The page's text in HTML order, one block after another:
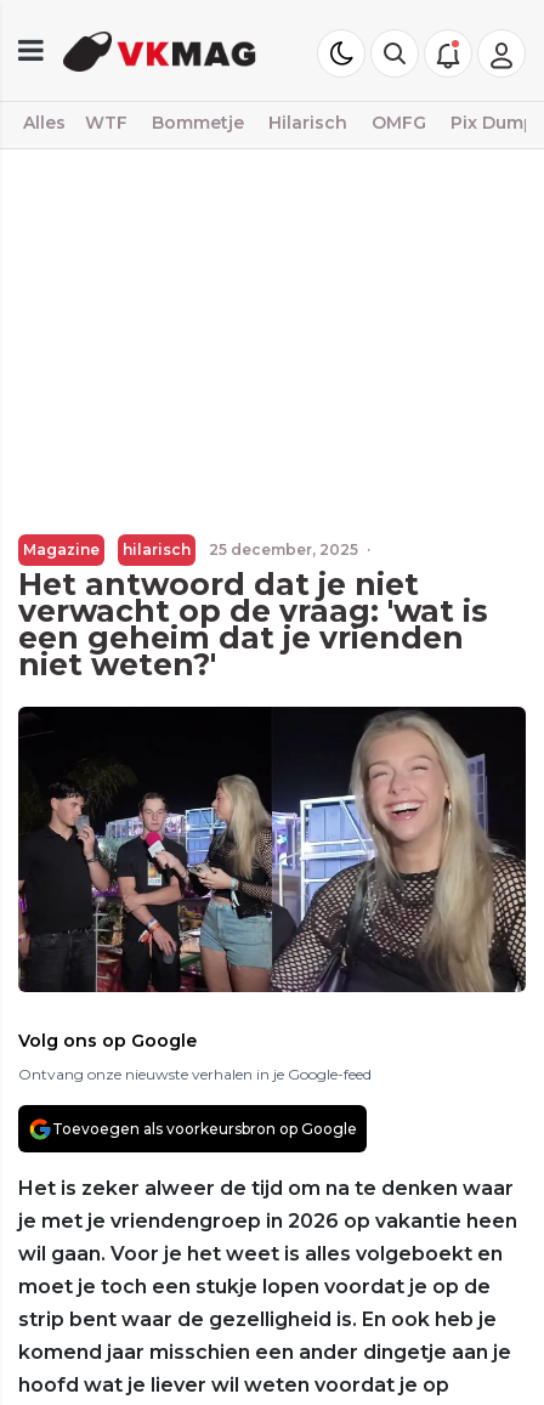
Alles WTF Bommetje Hilarisch OMFG Pix Dump
Magazine hilarisch 25 december, 2025 ·
Het antwoord dat je niet
verwacht op de vraag: 'wat is
een geheim dat je vrienden
niet weten?'
Volg ons op Google
Ontvang onze nieuwste verhalen in je Google-feed
Toevoegen als voorkeursbron op Google
Het is zeker alweer de tijd om na te denken waar
je met je vriendengroep in 2026 op vakantie heen
wil gaan. Voor je het weet is alles volgeboekt en
moet je toch een stukje lopen voordat je op de
strip bent waar de gezelligheid is. En ook heb je
komend jaar misschien een ander dingetje aan je
hoofd wat je liever wil weten voordat je op